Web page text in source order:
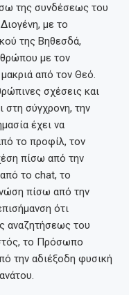
της συνδέσεως του
με το
της Βηθεσδά,
με τον
από τον Θεό.
σχέσεις και
στη σύγχρονη, την
έχει να
το προφίλ, τον
πίσω από την
το chat, το
πίσω από την
ότι
αναζητήσεως του
το Πρόσωπο
την αδιέξοδη φυσική